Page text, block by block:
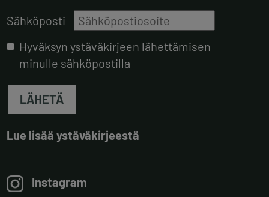
Sähköposti
Hyväksyn ystäväkirjeen lähettämisen
minulle sähköpostilla
LÄHETÄ
Lue lisää ystäväkirjeestä
Instagram